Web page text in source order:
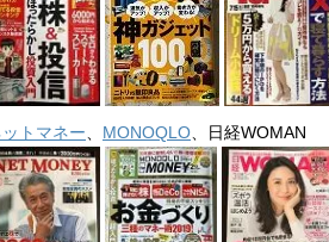
トマネー MONOQLO 、日経WOMAN